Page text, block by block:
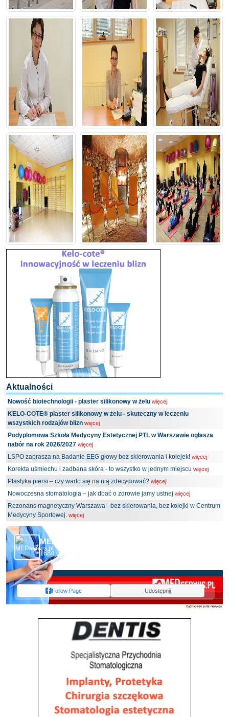
Aktualności
Nowość biotechnologii - plaster silikonowy w żelu więcej
KELO-COTE® plaster silikonowy w żelu - skuteczny w leczeniu
wszystkich rodzajów blizn więcej
Podyplomowa Szkoła Medycyny Estetycznej PTL w Warszawie ogłasza
nabór na rok 2026/2027 więcej
LSPO zaprasza na Badanie EEG głowy bez skierowania i kolejek! więcej
Korekta uśmiechu i zadbana skóra - to wszystko w jednym miejscu więcej
Plastyka piersi – czy warto się na nią zdecydować? więcej
Nowoczesna stomatologia – jak dbać o zdrowie jamy ustnej więcej
Rezonans magnetyczny Warszawa - bez skierowania, bez kolejki w Centrum
Medycyny Sportowej. więcej
MEDserwis.pl - Ogólnopolski Portal Medyczny
1684 obserwujących
Follow Page Udostępnij